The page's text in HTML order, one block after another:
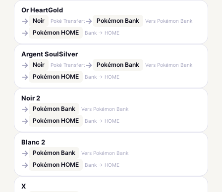
Or HeartGold
→ Noir Poké Transfert → Pokémon Bank Vers Pokémon Bank
→ Pokémon HOME Bank → HOME
Argent SoulSilver
→ Noir Poké Transfert → Pokémon Bank Vers Pokémon Bank
→ Pokémon HOME Bank → HOME
Noir 2
→ Pokémon Bank Vers Pokémon Bank
→ Pokémon HOME Bank → HOME
Blanc 2
→ Pokémon Bank Vers Pokémon Bank
→ Pokémon HOME Bank → HOME
X